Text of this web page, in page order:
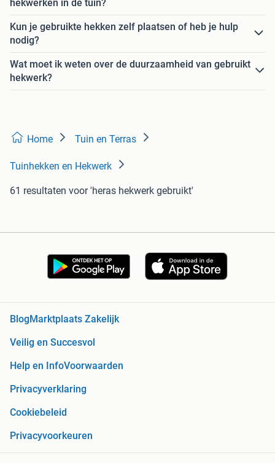
hekwerken in de tuin?
Kun je gebruikte hekken zelf plaatsen of heb je hulp
nodig?
Wat moet ik weten over de duurzaamheid van gebruikt
hekwerk?
Home Tuin en Terras
Tuinhekken en Hekwerk
61 resultaten voor 'heras hekwerk gebruikt'
BlogMarktplaats Zakelijk
Veilig en Succesvol
Help en InfoVoorwaarden
Privacyverklaring
Cookiebeleid
Privacyvoorkeuren